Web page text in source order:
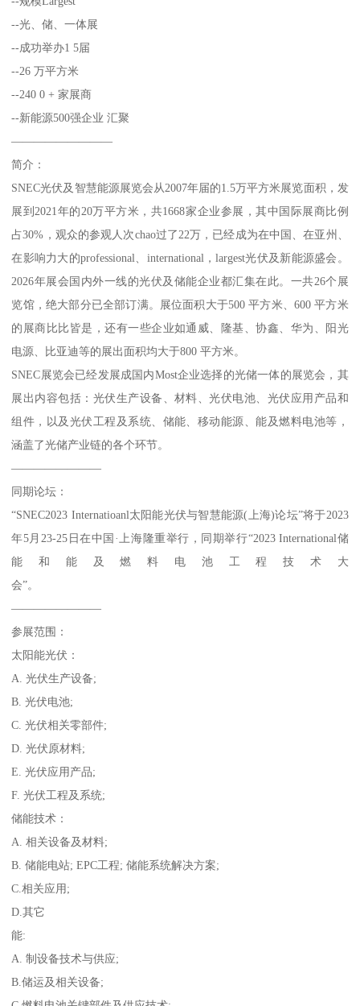
--光、储、一体展
--成功举办1 5届
--26 万平方米
--240 0 + 家展商
--新能源500强企业 汇聚
—————————
简介：
SNEC光伏及智慧能源展览会从2007年届的1.5万平方米展览面积，发
展到2021年的20万平方米，共1668家企业参展，其中国际展商比例
占30%，观众的参观人次chao过了22万，已经成为在中国、在亚州、
在影响力大的professional、international，largest光伏及新能源盛会。
2026年展会国内外一线的光伏及储能企业都汇集在此。一共26个展
览馆，绝大部分已全部订满。展位面积大于500 平方米、600 平方米
的展商比比皆是，还有一些企业如通威、隆基、协鑫、华为、阳光
电源、比亚迪等的展出面积均大于800 平方米。
SNEC展览会已经发展成国内Most企业选择的光储一体的展览会，其
展出内容包括：光伏生产设备、材料、光伏电池、光伏应用产品和
组件，以及光伏工程及系统、储能、移动能源、能及燃料电池等，
涵盖了光储产业链的各个环节。
————————
同期论坛：
“SNEC2023 Internatioanl太阳能光伏与智慧能源(上海)论坛”将于2023
年5月23-25日在中国·上海隆重举行，同期举行“2023 International储
能和能及燃料电池工程技术大
会”。
————————
参展范围：
太阳能光伏：
A. 光伏生产设备;
B. 光伏电池;
C. 光伏相关零部件;
D. 光伏原材料;
E. 光伏应用产品;
F. 光伏工程及系统;
储能技术：
A. 相关设备及材料;
B. 储能电站; EPC工程; 储能系统解决方案;
C.相关应用;
D.其它
能:
A. 制设备技术与供应;
B.储运及相关设备;